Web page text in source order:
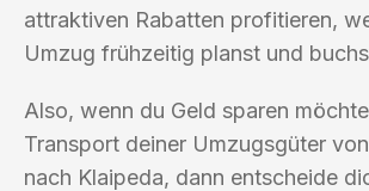
attraktiven Rabatten profitieren,
Umzug frühzeitig planst und
Also, wenn du Geld sparen
Transport deiner Umzugsgüter
nach Klaipeda, dann entscheide